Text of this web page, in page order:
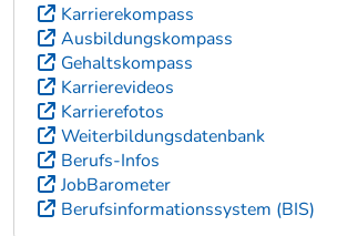
Karrierekompass
Ausbildungskompass
Gehaltskompass
Karrierevideos
Karrierefotos
Weiterbildungsdatenbank
Berufs-Infos
JobBarometer
Berufsinformationssystem (BIS)